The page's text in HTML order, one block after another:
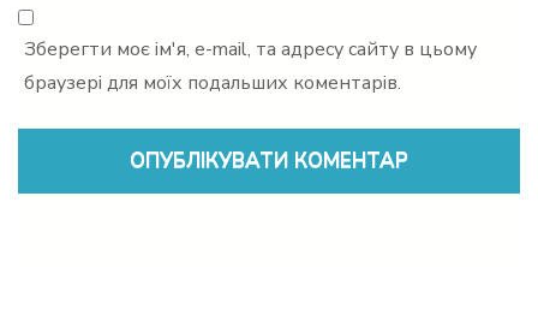
Зберегти моє ім'я, e-mail, та адресу сайту в цьому
браузері для моїх подальших коментарів.